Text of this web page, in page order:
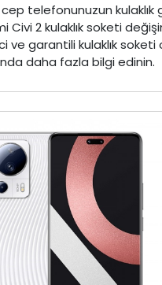
telefonunuzun kulaklık
Civi 2 kulaklık soketi
ve garantili kulaklık soketi
daha fazla bilgi edinin.